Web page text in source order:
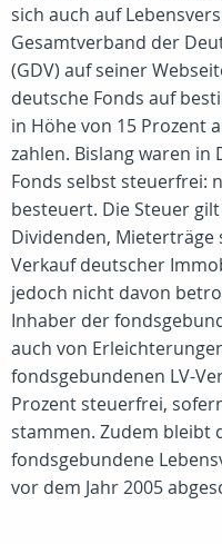
sich auch auf
Gesamtverband der
(GDV) auf seiner
deutsche Fonds auf
in Höhe von 15 Prozent
zahlen. Bislang waren in
Fonds selbst steuerfrei:
besteuert. Die Steuer
Dividenden, Mieterträge
Verkauf deutscher
jedoch nicht davon
Inhaber der
auch von
fondsgebundenen LV-
Prozent steuerfrei,
stammen. Zudem bleibt
fondsgebundene
vor dem Jahr 2005